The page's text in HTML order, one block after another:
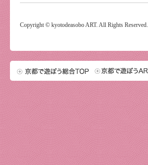
Copyright © kyotodeasobo ART. All Rights Reserved.